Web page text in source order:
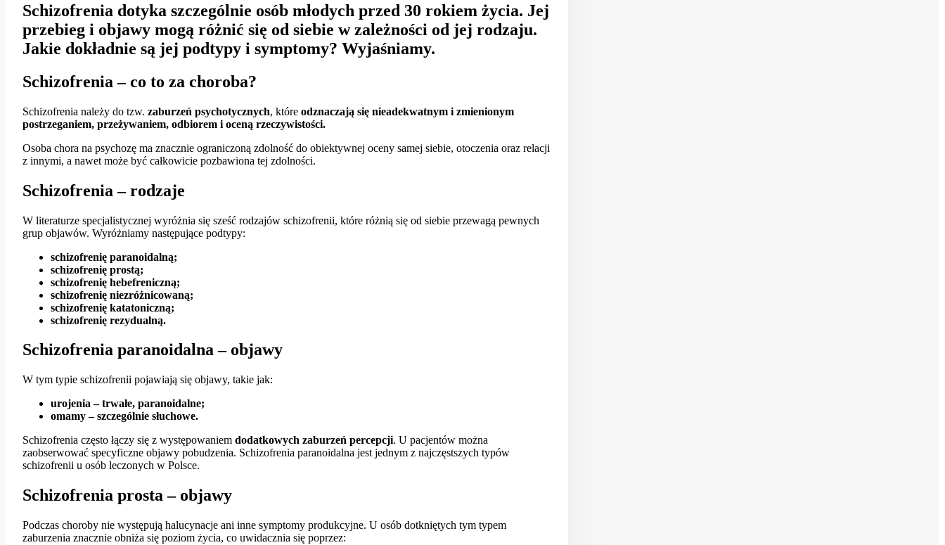
Schizofrenia dotyka szczególnie osób młodych przed 30 rokiem życia. Jej
przebieg i objawy mogą różnić się od siebie w zależności od jej rodzaju.
Jakie dokładnie są jej podtypy i symptomy? Wyjaśniamy.
Schizofrenia – co to za choroba?
Schizofrenia należy do tzw. zaburzeń psychotycznych, które odznaczają się nieadekwatnym i zmienionym
postrzeganiem, przeżywaniem, odbiorem i oceną rzeczywistości.
Osoba chora na psychozę ma znacznie ograniczoną zdolność do obiektywnej oceny samej siebie, otoczenia oraz relacji
z innymi, a nawet może być całkowicie pozbawiona tej zdolności.
Schizofrenia – rodzaje
W literaturze specjalistycznej wyróżnia się sześć rodzajów schizofrenii, które różnią się od siebie przewagą pewnych
grup objawów. Wyróżniamy następujące podtypy:
schizofrenię paranoidalną;
schizofrenię prostą;
schizofrenię hebefreniczną;
schizofrenię niezróżnicowaną;
schizofrenię katatoniczną;
schizofrenię rezydualną.
Schizofrenia paranoidalna – objawy
W tym typie schizofrenii pojawiają się objawy, takie jak:
urojenia – trwałe, paranoidalne;
omamy – szczególnie słuchowe.
Schizofrenia często łączy się z występowaniem dodatkowych zaburzeń percepcji. U pacjentów można
zaobserwować specyficzne objawy pobudzenia. Schizofrenia paranoidalna jest jednym z najczęstszych typów
schizofrenii u osób leczonych w Polsce.
Schizofrenia prosta – objawy
Podczas choroby nie występują halucynacje ani inne symptomy produkcyjne. U osób dotkniętych tym typem
zaburzenia znacznie obniża się poziom życia, co uwidacznia się poprzez: